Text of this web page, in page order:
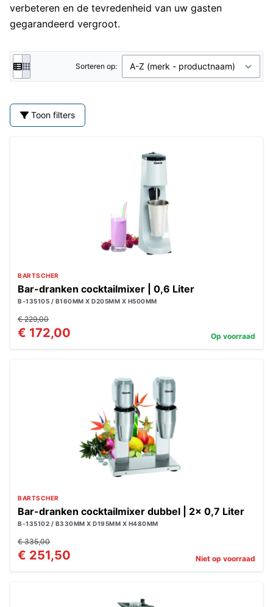
verbeteren en de tevredenheid van uw gasten
gegarandeerd vergroot.
Sorteren op:
Toon filters
BARTSCHER
Bar-dranken cocktailmixer | 0,6 Liter
B-135105 / B160MM X D205MM X H500MM
€ 229,00
€ 172,00 Op voorraad
BARTSCHER
Bar-dranken cocktailmixer dubbel | 2x 0,7 Liter
B-135102 / B330MM X D195MM X H480MM
€ 335,00
€ 251,50 Niet op voorraad